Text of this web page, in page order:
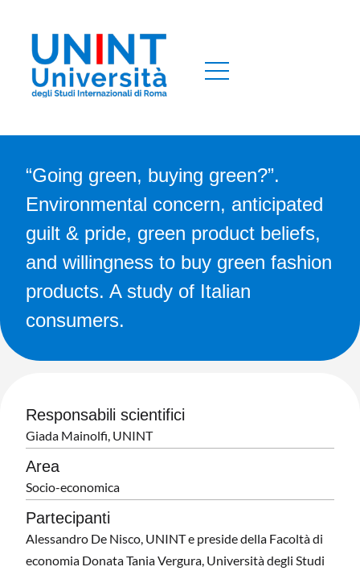
“Going green, buying green?”.
Environmental concern, anticipated
guilt & pride, green product beliefs,
and willingness to buy green fashion
products. A study of Italian
consumers.
Responsabili scientifici
Giada Mainolfi, UNINT
Area
Socio-economica
Partecipanti
Alessandro De Nisco, UNINT e preside della Facoltà di
economia Donata Tania Vergura, Università degli Studi